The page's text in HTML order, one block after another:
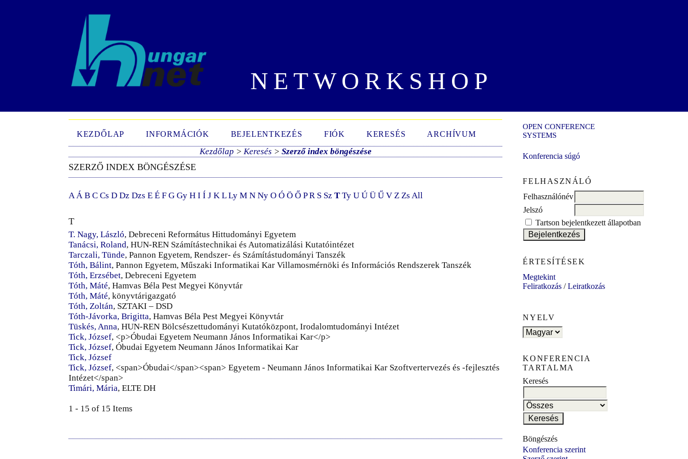
NETWORKSHOP
OPEN CONFERENCE
SYSTEMS
Konferencia súgó
FELHASZNÁLÓ
Felhasználónév
Jelszó
Tartson bejelentkezett állapotban
ÉRTESÍTÉSEK
Megtekint
Feliratkozás /Leiratkozás
NYELV
KONFERENCIA
TARTALMA
Keresés
Böngészés
Konferencia szerint
KEZDŐLAP INFORMÁCIÓK BEJELENTKEZÉS FIÓK KERESÉS ARCHÍVUM
Kezdőlap > Keresés > Szerző index böngészése
SZERZŐ INDEX BÖNGÉSZÉSE
A Á B C Cs D Dz Dzs E É F G Gy H I Í J K L Ly M N Ny O Ó Ö Ő P R S Sz T Ty U Ú Ü Ű V Z Zs All
T
T. Nagy, László, Debreceni Református Hittudományi Egyetem
Tanácsi, Roland, HUN-REN Számítástechnikai és Automatizálási Kutatóintézet
Tarczali, Tünde, Pannon Egyetem, Rendszer- és Számítástudományi Tanszék
Tóth, Bálint, Pannon Egyetem, Műszaki Informatikai Kar Villamosmérnöki és Információs Rendszerek Tanszék
Tóth, Erzsébet, Debreceni Egyetem
Tóth, Máté, Hamvas Béla Pest Megyei Könyvtár
Tóth, Máté, könyvtárigazgató
Tóth, Zoltán, SZTAKI – DSD
Tóth-Jávorka, Brigitta, Hamvas Béla Pest Megyei Könyvtár
Tüskés, Anna, HUN-REN Bölcsészettudományi Kutatóközpont, Irodalomtudományi Intézet
Tick, József, <p>Óbudai Egyetem Neumann János Informatikai Kar</p>
Tick, József, Óbudai Egyetem Neumann János Informatikai Kar
Tick, József
Tick, József, <span>Óbudai</span><span> Egyetem - Neumann János Informatikai Kar Szoftvertervezés és -fejlesztés
Intézet</span>
Timári, Mária, ELTE DH
1 - 15 of 15 Items